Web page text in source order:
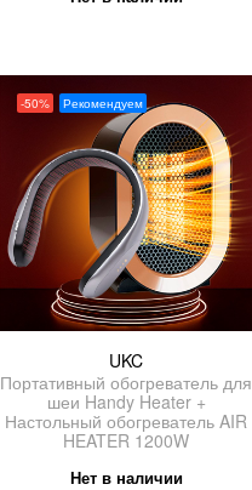
-50% Рекомендуем
UKC
Портативный обогреватель для
шеи Handy Heater +
Настольный обогреватель AIR
HEATER 1200W
Нет в наличии